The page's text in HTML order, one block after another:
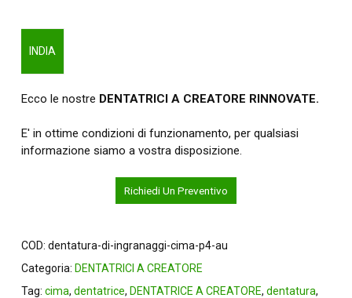
INDIA
Ecco le nostre DENTATRICI A CREATORE RINNOVATE.
E' in ottime condizioni di funzionamento, per qualsiasi
informazione siamo a vostra disposizione.
Richiedi Un Preventivo
COD: dentatura-di-ingranaggi-cima-p4-au
Categoria: DENTATRICI A CREATORE
Tag: cima, dentatrice, DENTATRICE A CREATORE, dentatura,